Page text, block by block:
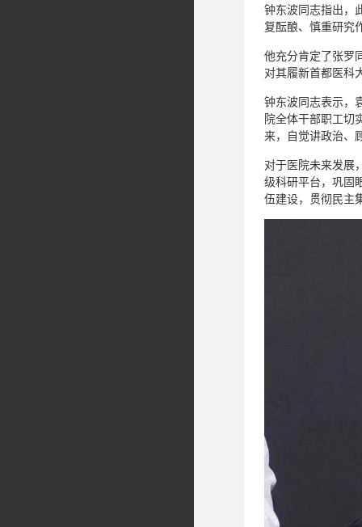
钟东波同志指出，
复酝酿、慎重研究
他充分肯定了张罗
对其履新首都医科
钟东波同志表示，
院全体干部职工切
来，自觉讲政治、
对于医院未来发展
级科研平台，巩固
伍建设，贯彻民主